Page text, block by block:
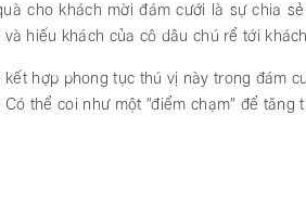
cho khách mời đám cưới là sự chia
hiếu khách của cô dâu chú rể tới
kết hợp phong tục thú vị này trong
thể coi như một “điểm chạm” để